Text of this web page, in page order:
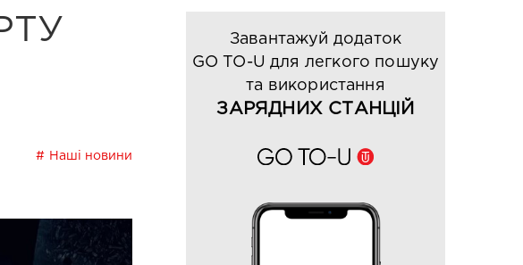
Наші новини
Завантажуй додаток
GO TO-U для легкого пошуку
та використання
ЗАРЯДНИХ СТАНЦІЙ